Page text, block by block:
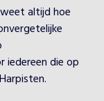
altijd hoe
iedereen die op